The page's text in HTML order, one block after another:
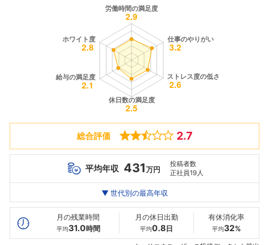
総合評価 2.7
平均年収 431万円
投稿者数
正社員19人
最高年収
20代
529万
30代
800万
--万
▼ 世代別の最高年収
月の残業時間
平均31.0時間
月の休日出勤
平均0.8日
有休消化率
平均32%